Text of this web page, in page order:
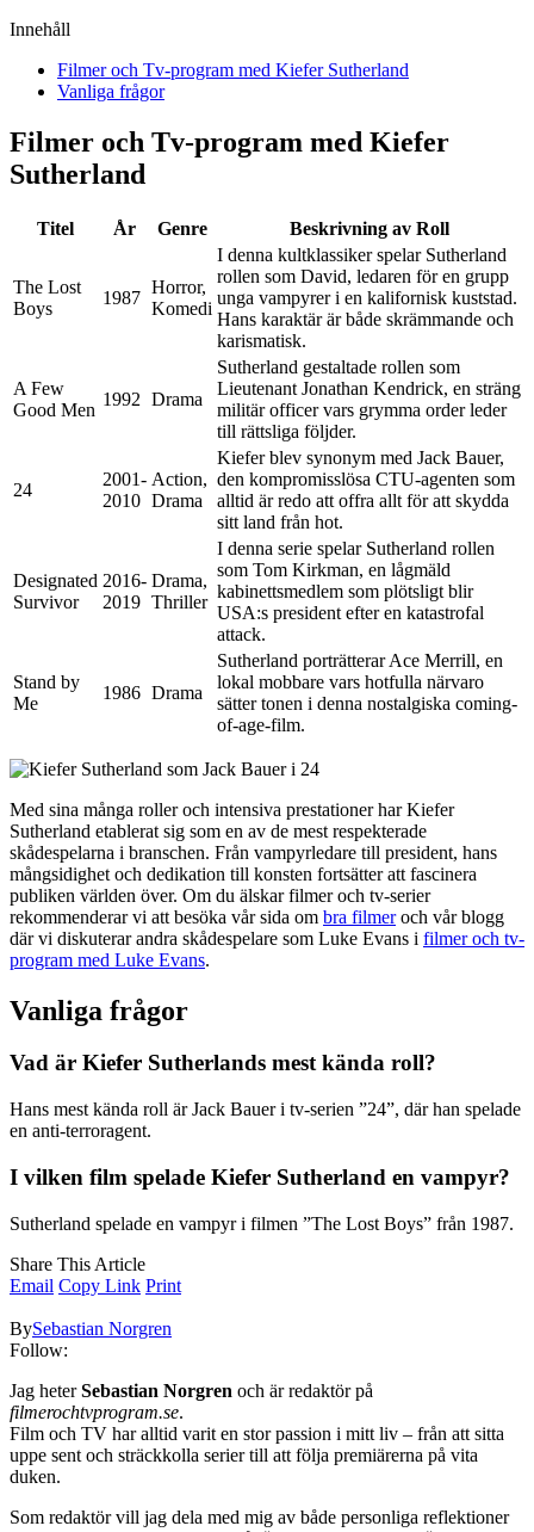
Innehåll
Filmer och Tv-program med Kiefer Sutherland
Vanliga frågor
Filmer och Tv-program med Kiefer
Sutherland
Titel År Genre Beskrivning av Roll
The Lost
Boys
1987
Horror,
Komedi
I denna kultklassiker spelar Sutherland
rollen som David, ledaren för en grupp
unga vampyrer i en kalifornisk kuststad.
Hans karaktär är både skrämmande och
karismatisk.
A Few
Good Men
1992 Drama
Sutherland gestaltade rollen som
Lieutenant Jonathan Kendrick, en sträng
militär officer vars grymma order leder
till rättsliga följder.
24
2001-
2010
Action,
Drama
Kiefer blev synonym med Jack Bauer,
den kompromisslösa CTU-agenten som
alltid är redo att offra allt för att skydda
sitt land från hot.
Designated
Survivor
2016-
2019
Drama,
Thriller
I denna serie spelar Sutherland rollen
som Tom Kirkman, en lågmäld
kabinettsmedlem som plötsligt blir
USA:s president efter en katastrofal
attack.
Stand by
Me
1986 Drama
Sutherland porträtterar Ace Merrill, en
lokal mobbare vars hotfulla närvaro
sätter tonen i denna nostalgiska coming-
of-age-film.
Med sina många roller och intensiva prestationer har Kiefer
Sutherland etablerat sig som en av de mest respekterade
skådespelarna i branschen. Från vampyrledare till president, hans
mångsidighet och dedikation till konsten fortsätter att fascinera
publiken världen över. Om du älskar filmer och tv-serier
rekommenderar vi att besöka vår sida om bra filmeroch vår blogg
där vi diskuterar andra skådespelare som Luke Evans i filmer och tv-
program med Luke Evans.
Vanliga frågor
Vad är Kiefer Sutherlands mest kända roll?
Hans mest kända roll är Jack Bauer i tv-serien ”24”, där han spelade
en anti-terroragent.
I vilken film spelade Kiefer Sutherland en vampyr?
Sutherland spelade en vampyr i filmen ”The Lost Boys” från 1987.
Share This Article
Email Copy Link Print
BySebastian Norgren
Follow:
Jag heterSebastian Norgren och är redaktör på
filmerochtvprogram.se.
Film och TV har alltid varit en stor passion i mitt liv – från att sitta
uppe sent och sträckkolla serier till att följa premiärerna på vita
duken.
Som redaktör vill jag dela med mig av både personliga reflektioner